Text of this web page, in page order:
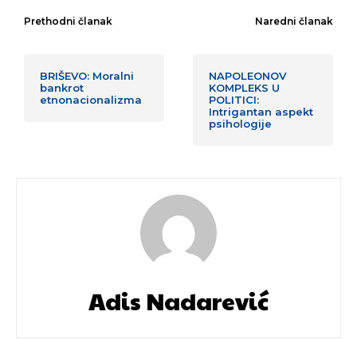
Prethodni članak
BRIŠEVO: Moralni
bankrot
etnonacionalizma
Naredni članak
NAPOLEONOV
KOMPLEKS U
POLITICI:
Intrigantan aspekt
psihologije
Adis Nadarević